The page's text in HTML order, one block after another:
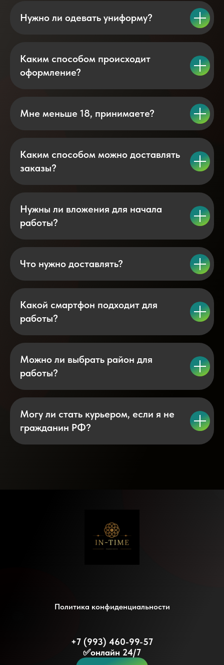
Нужно ли одевать униформу?
Каким способом происходит
оформление?
Мне меньше 18, принимаете?
Каким способом можно доставлять
заказы?
Нужны ли вложения для начала
работы?
Что нужно доставлять?
Какой смартфон подходит для
работы?
Можно ли выбрать район для
работы?
Могу ли стать курьером, если я не
гражданин РФ?
Политика конфиденциальности
+7 (993) 460-99-57
✅онлайн 24/7